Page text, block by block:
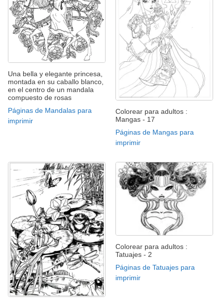
Una bella y elegante princesa,
montada en su caballo blanco,
en el centro de un mandala
compuesto de rosas
Páginas de Mandalas para
imprimir
Colorear para adultos :
Mangas - 17
Páginas de Mangas para
imprimir
Colorear para adultos :
Tatuajes - 2
Páginas de Tatuajes para
imprimir